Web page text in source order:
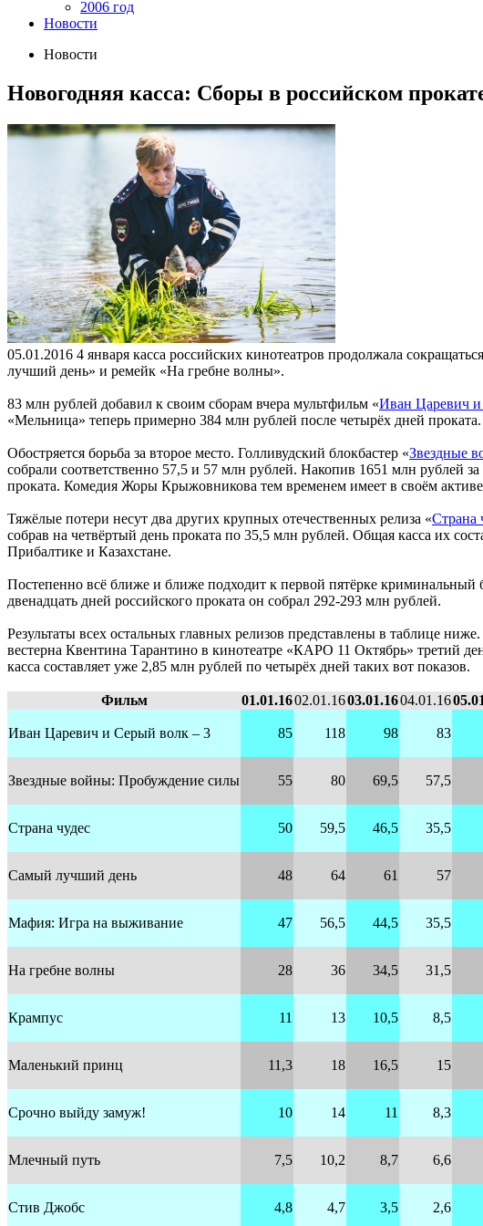
2006 год
Новости
Новости
Новогодняя касса: Сборы в российском
05.01.2016 4 января касса российских кинотеатров продолжала
лучший день» и ремейк «На гребне волны».
83 млн рублей добавил к своим сборам вчера мультфильм «Иван Царевич
«Мельница» теперь примерно 384 млн рублей после четырёх дней
Обостряется борьба за второе место. Голливудский блокбастер «Звездные
собрали соответственно 57,5 и 57 млн рублей. Накопив 1651 млн рублей
проката. Комедия Жоры Крыжовникова тем временем имеет в своём
Тяжёлые потери несут два других крупных отечественных релиза «Страна
собрав на четвёртый день проката по 35,5 млн рублей. Общая касса их
Прибалтике и Казахстане.
Постепенно всё ближе и ближе подходит к первой пятёрке криминальный
двенадцать дней российского проката он собрал 292-293 млн рублей.
Результаты всех остальных главных релизов представлены в таблице
вестерна Квентина Тарантино в кинотеатре «КАРО 11 Октябрь» третий
касса составляет уже 2,85 млн рублей по четырёх дней таких вот показов.
Фильм 01.01.1602.01.1603.01.1604.01.16
Иван Царевич и Серый волк – 3 85 118 98 83
Звездные войны: Пробуждение силы 55 80 69,5 57,5
Страна чудес 50 59,5 46,5 35,5
Самый лучший день 48 64 61 57
Мафия: Игра на выживание 47 56,5 44,5 35,5
На гребне волны 28 36 34,5 31,5
Крампус 11 13 10,5 8,5
Маленький принц 11,3 18 16,5 15
Срочно выйду замуж! 10 14 11 8,3
Млечный путь 7,5 10,2 8,7 6,6
Стив Джобс 4,8 4,7 3,5 2,6